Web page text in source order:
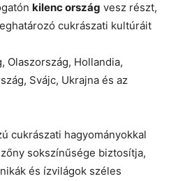
kilenc ország vesz részt,
cukrászati kultúráit
Olaszország, Hollandia,
Svájc, Ukrajna és az
cukrászati hagyományokkal
sokszínűsége biztosítja,
és ízvilágok széles